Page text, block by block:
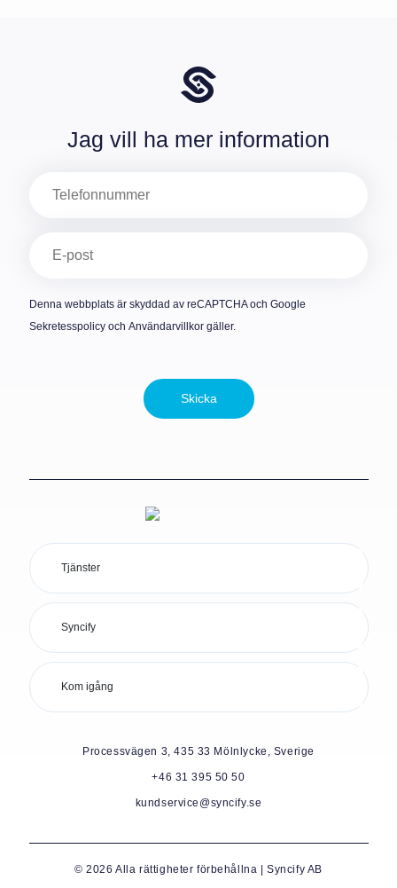
Jag vill ha mer information
post
Denna webbplats är skyddad av reCAPTCHA och Google
Sekretesspolicyoch Användarvillkorgäller.
Skicka
Tjänster
Syncify
Kom igång
Processvägen 3, 435 33 Mölnlycke, Sverige
+46 31 395 50 50
kundservice@syncify.se
© 2026 Alla rättigheter förbehållna | Syncify AB